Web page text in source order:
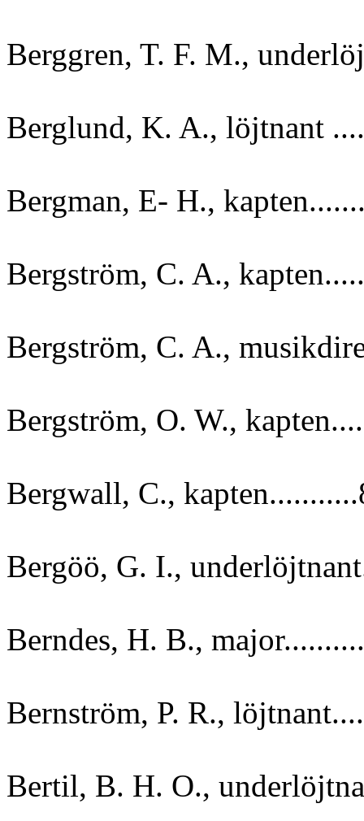
Berggren, T. F. M.,
Berglund, K. A., löjtnant
Bergman, E- H.,
Bergström, C. A.,
Bergström, C. A.,
Bergström, O. W.,
Bergwall, C.,
Bergöö, G. I.,
Berndes, H. B.,
Bernström, P. R.,
Bertil, B. H. O.,